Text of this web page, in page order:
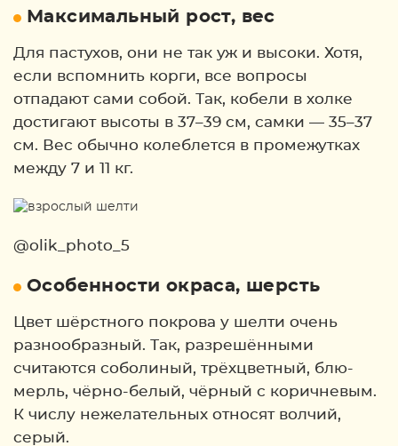
Максимальный рост, вес
Для пастухов, они не так уж и высоки. Хотя,
если вспомнить корги, все вопросы
отпадают сами собой. Так, кобели в холке
достигают высоты в 37–39 см, самки — 35–37
см. Вес обычно колеблется в промежутках
между 7 и 11 кг.
@olik_photo_5
Особенности окраса, шерсть
Цвет шёрстного покрова у шелти очень
разнообразный. Так, разрешёнными
считаются соболиный, трёхцветный, блю-
мерль, чёрно-белый, чёрный с коричневым.
К числу нежелательных относят волчий,
серый.